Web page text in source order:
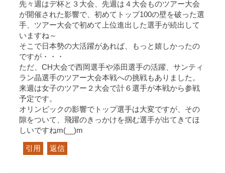
先々週はデ杯と３大会、先週は４大会ものツアー大会
が開催された影響で、初めてトップ100の壁を破った選
手、ツアー大会で初めて上位進出した選手が続出して
いますね～
そこで日本勢の大活躍があれば、もっと嬉しかったの
ですが・・・
ただ、CH大会で西岡選手や添田選手の活躍、サンティ
ラン晶選手のツアー大会本戦への挑戦もありました。
来週は女子のツアー２大会で計６選手が本戦から参戦
予定です。
オリンピックの影響でトップ選手は大変ですが、その
隙をついて、飛躍のきっかけを掴む選手が出てきてほ
しいですねm(__)m
引用 返信